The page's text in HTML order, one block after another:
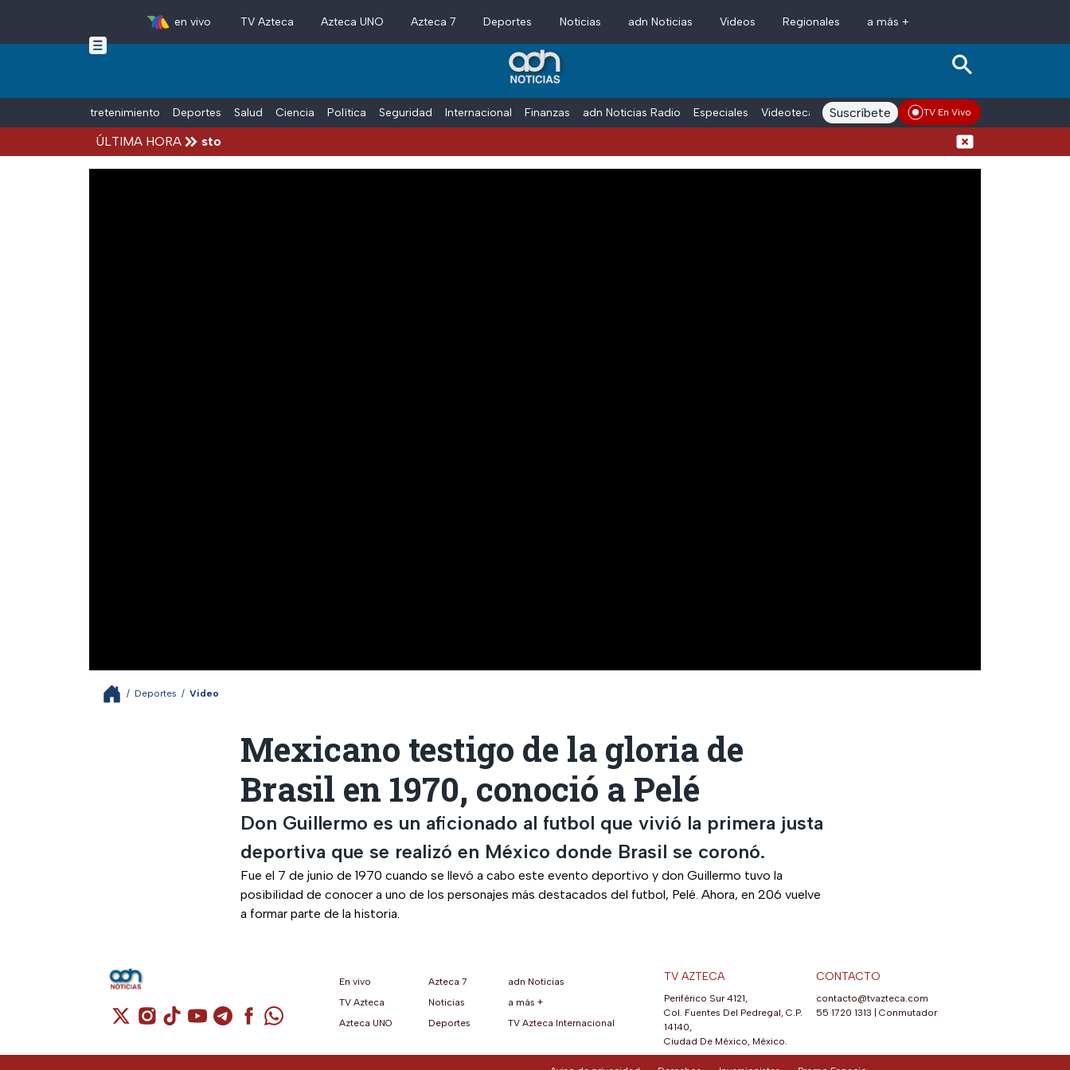
Skip to main content
en vivo TV Azteca Azteca UNO Azteca 7 Deportes Noticias adn Noticias Videos Regionales a más +
Entretenimiento Deportes Salud Ciencia Política Seguridad Internacional Finanzas adn Noticias Radio Especiales Videoteca Conductores Voces adn Noticias
Suscríbete TV En Vivo
ÚLTIMA HORA
hoy viernes 7 de agosto
/ Deportes / Video
Mexicano testigo de la gloria de
Brasil en 1970, conoció a Pelé
Don Guillermo es un aficionado al futbol que vivió la primera justa
deportiva que se realizó en México donde Brasil se coronó.
Fue el 7 de junio de 1970 cuando se llevó a cabo este evento deportivo y don Guillermo tuvo la
posibilidad de conocer a uno de los personajes más destacados del futbol, Pelé. Ahora, en 206 vuelve
a formar parte de la historia.
Cuenta de X / Twitter (se abre en una nueva pestaña)
Cuenta de Instagram (se abre en una nueva pestaña)
Cuenta de TikTok (se abre en una nueva pestaña)
Cuenta de YouTube (se abre en una nueva pestaña)
Cuenta de Telegram (se abre en una nueva pestaña)
Cuenta de Facebook (se abre en una nueva pestaña)
Cuenta de WhatsApp (se abre en una nueva pestaña)
En vivo
TV Azteca
Azteca UNO
Azteca 7
Noticias
Deportes
adn Noticias
a más +
TV Azteca Internacional
TV AZTECA
Periférico Sur 4121,
Col. Fuentes Del Pedregal, C.P.
14140,
Ciudad De México, México.
CONTACTO
contacto@tvazteca.com
55 1720 1313 | Conmutador